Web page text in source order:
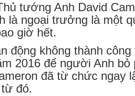
tướng Anh David
là ngoại trưởng là một
giờ hết.
động không thành
2016 để người Anh
đã từ chức ngay
đó.